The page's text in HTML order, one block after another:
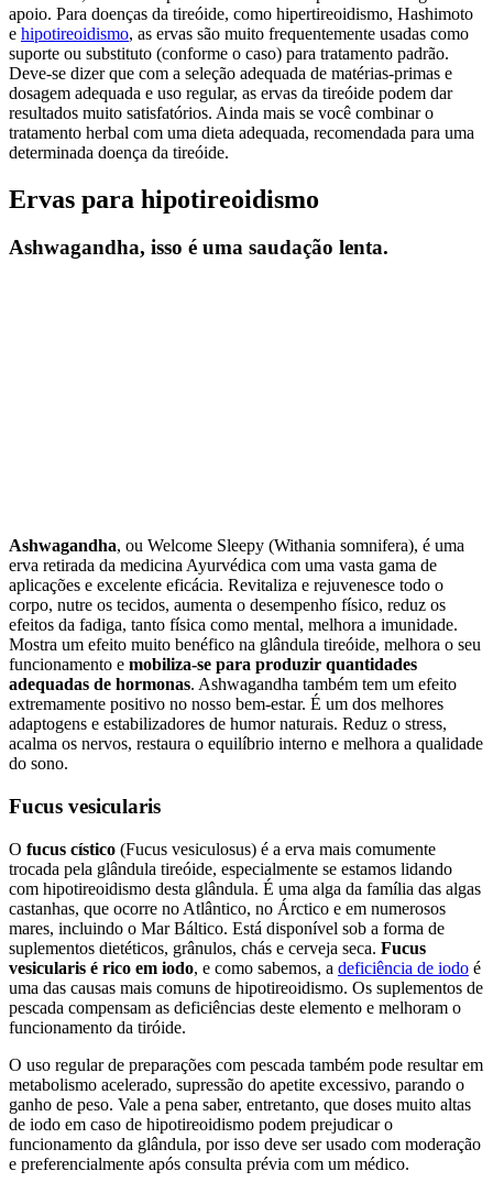
apoio. Para doenças da tireóide, como hipertireoidismo, Hashimoto
e hipotireoidismo, as ervas são muito frequentemente usadas como
suporte ou substituto (conforme o caso) para tratamento padrão.
Deve-se dizer que com a seleção adequada de matérias-primas e
dosagem adequada e uso regular, as ervas da tireóide podem dar
resultados muito satisfatórios. Ainda mais se você combinar o
tratamento herbal com uma dieta adequada, recomendada para uma
determinada doença da tireóide.
Ervas para hipotireoidismo
Ashwagandha, isso é uma saudação lenta.
Ashwagandha, ou Welcome Sleepy (Withania somnifera), é uma
erva retirada da medicina Ayurvédica com uma vasta gama de
aplicações e excelente eficácia. Revitaliza e rejuvenesce todo o
corpo, nutre os tecidos, aumenta o desempenho físico, reduz os
efeitos da fadiga, tanto física como mental, melhora a imunidade.
Mostra um efeito muito benéfico na glândula tireóide, melhora o seu
funcionamento e mobiliza-se para produzir quantidades
adequadas de hormonas. Ashwagandha também tem um efeito
extremamente positivo no nosso bem-estar. É um dos melhores
adaptogens e estabilizadores de humor naturais. Reduz o stress,
acalma os nervos, restaura o equilíbrio interno e melhora a qualidade
do sono.
Fucus vesicularis
O fucus cístico (Fucus vesiculosus) é a erva mais comumente
trocada pela glândula tireóide, especialmente se estamos lidando
com hipotireoidismo desta glândula. É uma alga da família das algas
castanhas, que ocorre no Atlântico, no Árctico e em numerosos
mares, incluindo o Mar Báltico. Está disponível sob a forma de
suplementos dietéticos, grânulos, chás e cerveja seca. Fucus
vesicularis é rico em iodo, e como sabemos, a deficiência de iodo é
uma das causas mais comuns de hipotireoidismo. Os suplementos de
pescada compensam as deficiências deste elemento e melhoram o
funcionamento da tiróide.
O uso regular de preparações com pescada também pode resultar em
metabolismo acelerado, supressão do apetite excessivo, parando o
ganho de peso. Vale a pena saber, entretanto, que doses muito altas
de iodo em caso de hipotireoidismo podem prejudicar o
funcionamento da glândula, por isso deve ser usado com moderação
e preferencialmente após consulta prévia com um médico.